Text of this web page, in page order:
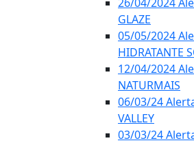
GLAZE
05/05/2024
HIDRATANTE
12/04/2024
NATURMAIS
06/03/24
VALLEY
03/03/24